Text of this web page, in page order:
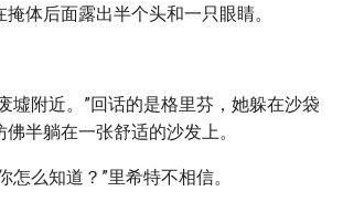
体后面露出半个头和一只眼睛。
墟附近。”回话的是格里芬，她躲在沙袋
半躺在一张舒适的沙发上。
怎么知道？”里希特不相信。